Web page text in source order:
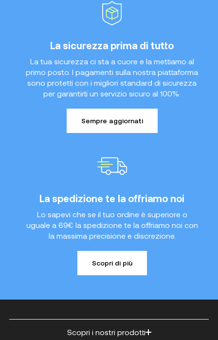
La sicurezza prima di tutto
La tua sicurezza ci sta a cuore e la mettiamo al
primo posto. I pagamenti sulla nostra piattaforma
sono protetti con i migliori standard di sicurezza
per garantirti un servizio sicuro al 100%.
Sempre aggiornati
La spedizione te la offriamo noi
Lo sapevi che se il tuo ordine è superiore o
uguale a 69€ la spedizione te la offriamo noi con
la massima precisione e discrezione.
Scopri di più
Scopri i nostri prodotti